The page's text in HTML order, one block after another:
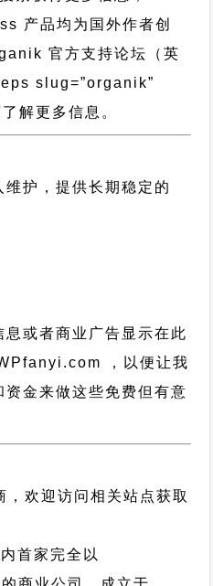
产品均为国外作者创
官方支持论坛
（英
slug=”organik”
解更多信息。
护，提供长期稳定的
或者商业广告显示在此
，以便让我
金来做这些免费但有意
欢迎访问相关站点获取
首家完全以